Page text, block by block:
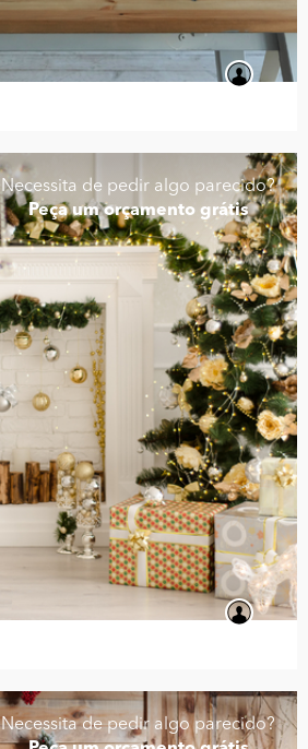
Necessita de pedir algo parecido?
Peça um orçamento grátis
Necessita de pedir algo parecido?